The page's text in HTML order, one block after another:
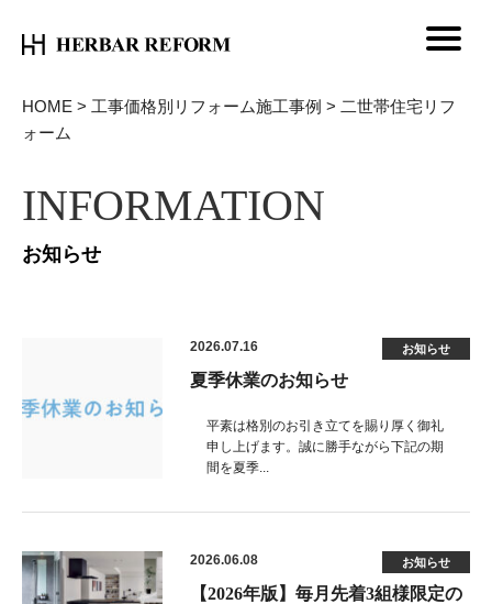
HOME > 工事価格別リフォーム施工事例 > 二世帯住宅リフ
ォーム
INFORMATION
お知らせ
2026.07.16 お知らせ
夏季休業のお知らせ
平素は格別のお引き立てを賜り厚く御礼
申し上げます。誠に勝手ながら下記の期
間を夏季...
2026.06.08 お知らせ
【2026年版】毎月先着3組様限定の